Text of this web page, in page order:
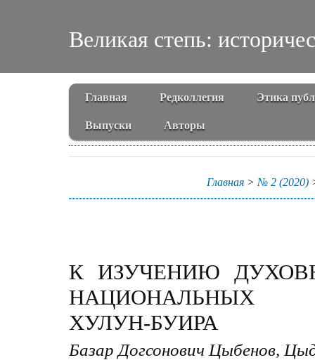
Великая степь:
Главная Редколлегия Этика
Выпуски Авторы
Главная> № 2 (2020)
К ИЗУЧЕНИЮ
НАЦИОНАЛЬНЫХ
ХУЛУН-БУИРА
Базар Догсонович Цыбенов,